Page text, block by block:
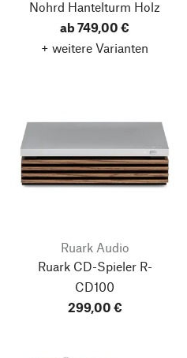
Nohrd Hantelturm Holz
ab 749,00 €
+ weitere Varianten
Ruark Audio
Ruark CD-Spieler R-
CD100
299,00 €